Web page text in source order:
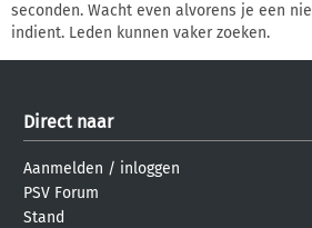
seconden. Wacht even alvorens je een
indient. Leden kunnen vaker zoeken.
Direct naar
Aanmelden / inloggen
PSV Forum
Stand